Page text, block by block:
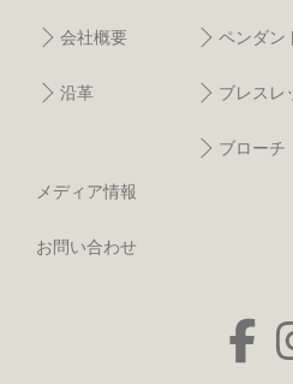
会社概要
沿革
ペンダン
ブレスレ
ブローチ
メディア情報
お問い合わせ